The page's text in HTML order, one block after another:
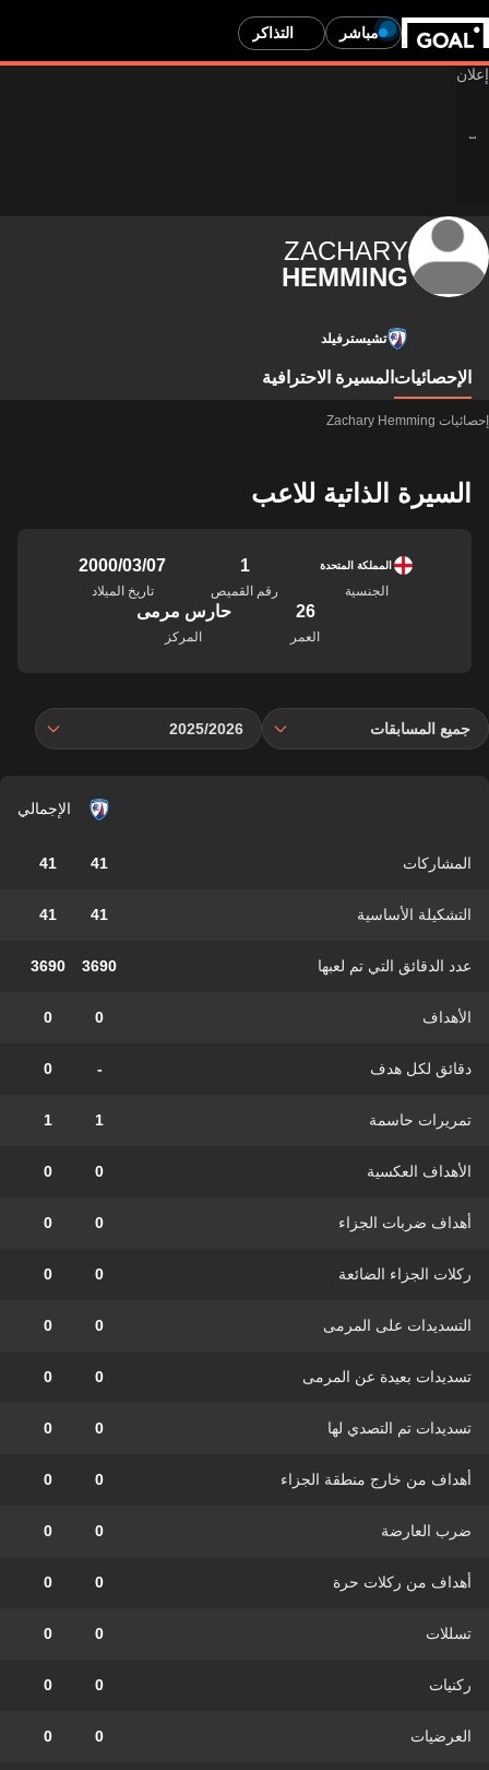
مباشر التذاكر
ZACHARY
HEMMING
تشيسترفيلد
الإحصائيات المسيرة الاحترافية
إحصائيات Zachary Hemming
السيرة الذاتية للاعب
المملكة المتحدة
الجنسية
1
رقم القميص
07‏/03‏/2000
تاريخ الميلاد
26
العمر
حارس مرمى
المركز
جميع المسابقات 2025/2026
الإجمالي
المشاركات 41
41
التشكيلة الأساسية 41
41
عدد الدقائق التي تم لعبها 3690
3690
الأهداف 0
0
دقائق لكل هدف -
0
تمريرات حاسمة 1
1
الأهداف العكسية 0
0
أهداف ضربات الجزاء 0
0
ركلات الجزاء الضائعة 0
0
التسديدات على المرمى 0
0
تسديدات بعيدة عن المرمى 0
0
تسديدات تم التصدي لها 0
0
أهداف من خارج منطقة الجزاء 0
0
ضرب العارضة 0
0
أهداف من ركلات حرة 0
0
تسللات 0
0
ركنيات 0
0
العرضيات 0
0